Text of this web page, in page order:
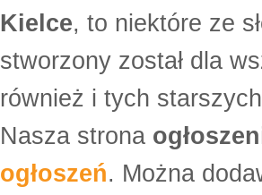
Kielce, to niektóre ze
stworzony został dla
również i tych
Nasza strona
ogłoszeń. Można